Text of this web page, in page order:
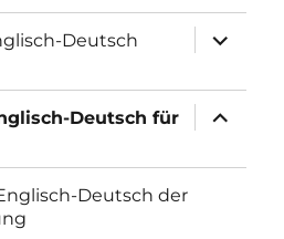
Deutsch
öffnen
Deutsch für
öffnen
Deutsch der